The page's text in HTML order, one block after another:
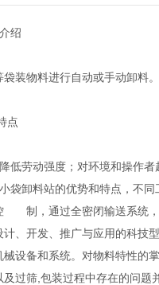
绍
装物料进行自动或手动卸料
点
低劳动强度；对环境和操作者
袋卸料站的优势和特点，不
制，通过全密闭输送系统，
计、开发、推广与应用的科技
设备和系统。对物料特性的
过筛,包装过程中存在的问题